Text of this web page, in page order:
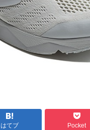
はてブ Pocket